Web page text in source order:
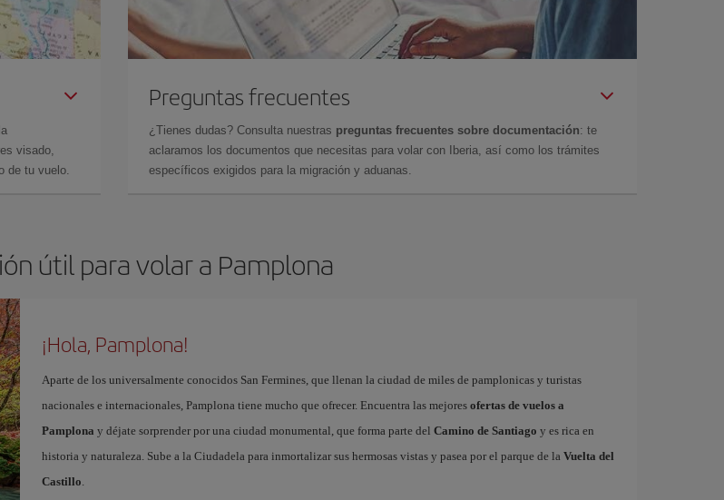
visado,
de tu vuelo.
Preguntas frecuentes
¿Tienes dudas? Consulta nuestras preguntas frecuentes sobre documentación: te
aclaramos los documentos que necesitas para volar con Iberia, así como los trámites
específicos exigidos para la migración y aduanas.
útil para volar a Pamplona
¡Hola, Pamplona!
Aparte de los universalmente conocidos San Fermines, que llenan la ciudad de miles de pamplonicas y turistas
nacionales e internacionales, Pamplona tiene mucho que ofrecer. Encuentra las mejores ofertas de vuelos a
Pamplona y déjate sorprender por una ciudad monumental, que forma parte del Camino de Santiago y es rica en
historia y naturaleza. Sube a la Ciudadela para inmortalizar sus hermosas vistas y pasea por el parque de la Vuelta del
Castillo.